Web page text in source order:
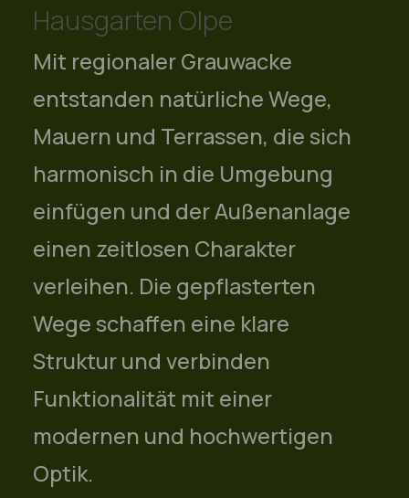
Hausgarten Olpe
Mit regionaler Grauwacke
entstanden natürliche Wege,
Mauern und Terrassen, die sich
harmonisch in die Umgebung
einfügen und der Außenanlage
einen zeitlosen Charakter
verleihen. Die gepflasterten
Wege schaffen eine klare
Struktur und verbinden
Funktionalität mit einer
modernen und hochwertigen
Optik.